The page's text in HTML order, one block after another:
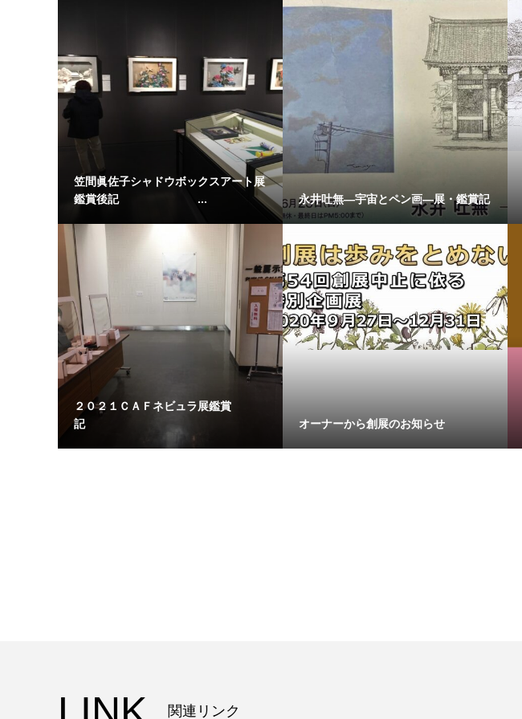
笠間眞佐子シャドウボックスアート展
鑑賞後記 ...
永井吐無―宇宙とペン画―展・鑑賞記
２０２１ＣＡＦネビュラ展鑑賞
記
オーナーから創展のお知らせ
関連リンク